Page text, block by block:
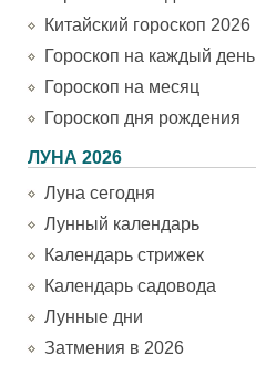
Китайский гороскоп 2026
Гороскоп на каждый день
Гороскоп на месяц
Гороскоп дня рождения
ЛУНА 2026
Луна сегодня
Лунный календарь
Календарь стрижек
Календарь садовода
Лунные дни
Затмения в 2026